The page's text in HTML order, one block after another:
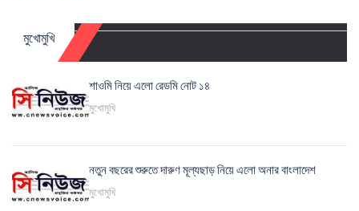
মুখোমুখি
শাওমি নিয়ে এলো রেডমি নোট ১৪
মুখোমুখি
নতুন বছরের শুরুতে দারুণ মূল্যছাড় নিয়ে এলো অনার বাংলাদেশ
মুখোমুখি